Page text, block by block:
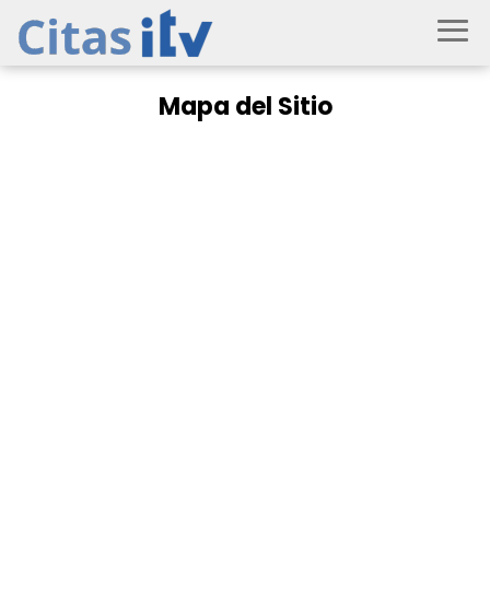
Mapa del Sitio